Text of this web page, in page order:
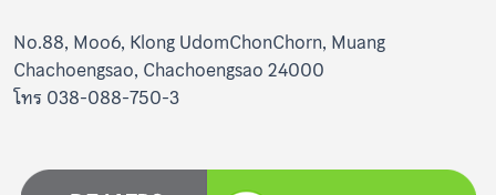
No.88, Moo6, Klong UdomChonChorn, Muang
Chachoengsao, Chachoengsao 24000
โทร 038-088-750-3